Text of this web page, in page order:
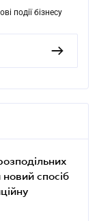
події бізнесу
спосіб